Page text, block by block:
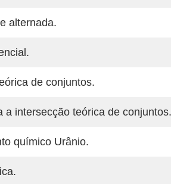
alternada.
de conjuntos.
a intersecção teórica de conjuntos.
químico Urânio.